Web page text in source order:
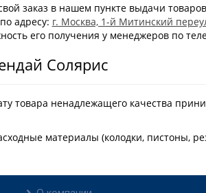
заказ в нашем пункте выдачи
адресу: г. Москва, 1-й Митинский
его получения у менеджеров по
Солярис
товара ненадлежащего качества
материалы (колодки, пистоны,